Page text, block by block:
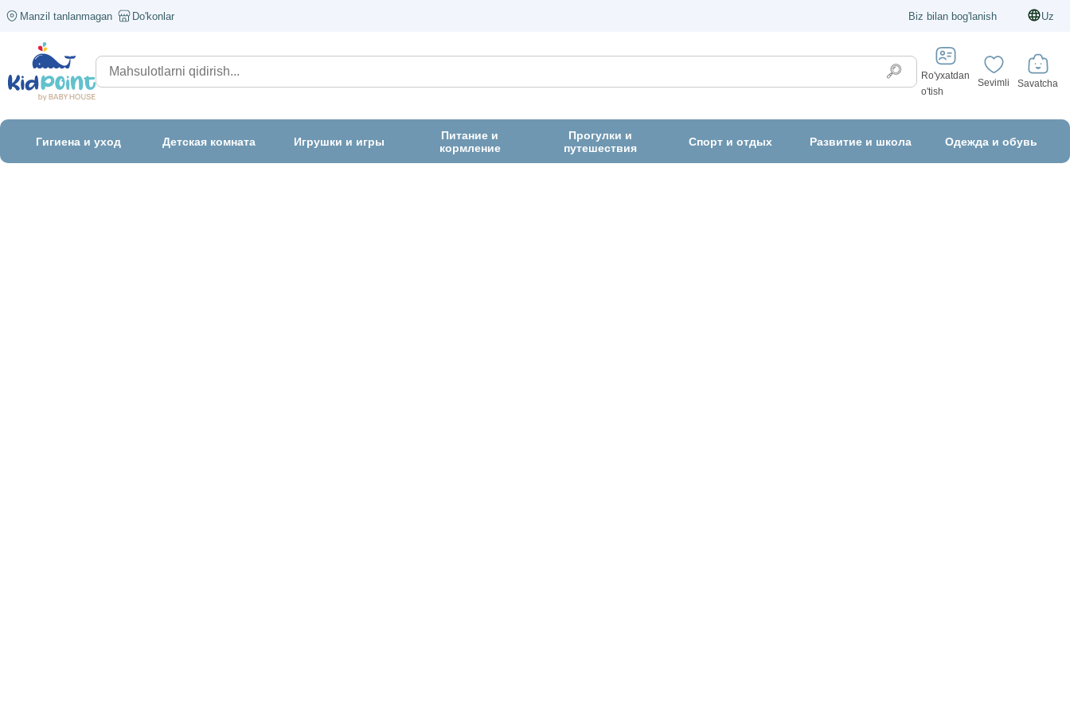
Manzil tanlanmagan Do'konlar Biz bilan bog'lanish Uz
Ro'yxatdan
o'tish
Sevimli Savatcha
Гигиена и уход Детская комната Игрушки и игры
Питание и
кормление
Прогулки и
путешествия
Спорт и отдых Развитие и школа Одежда и обувь